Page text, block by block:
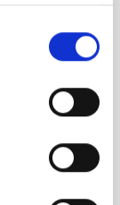
og